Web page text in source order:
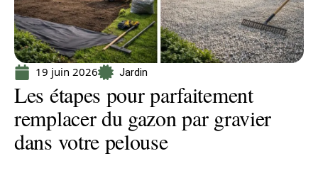
19 juin 2026 Jardin
Les étapes pour parfaitement
remplacer du gazon par gravier
dans votre pelouse